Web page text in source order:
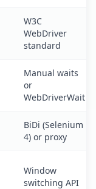
W3C
WebDriver
standard
Manual waits
or
WebDriverWait
BiDi (Selenium
4) or proxy
Window
switching API